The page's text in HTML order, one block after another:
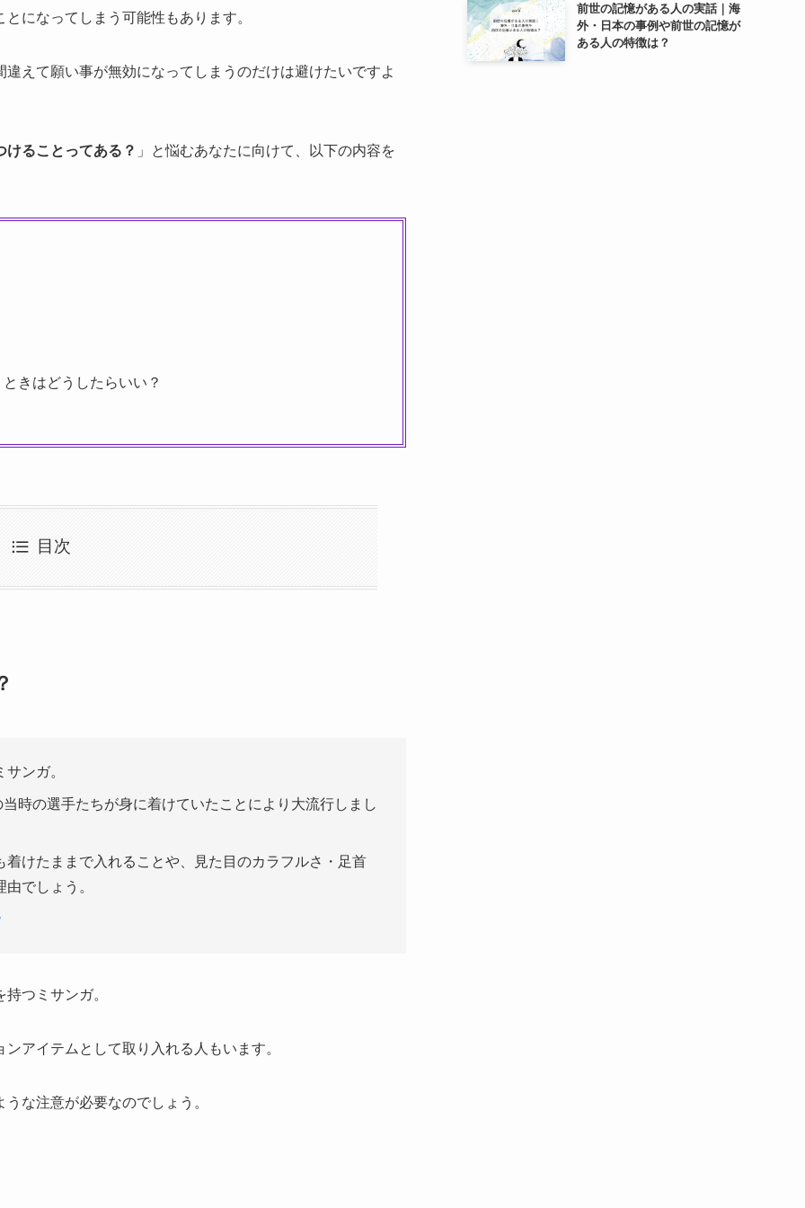
になってしまう可能性もあります。
えて願い事が無効になってしまうのだけは避けたいですよ
けることってある？ 」と悩むあなたに向けて、以下の内容を
きはどうしたらいい？
目次
ンガ。
時の選手たちが身に着けていたことにより大流行しまし
けたままで入れることや、見た目のカラフルさ・足首
でしょう。
つミサンガ。
アイテムとして取り入れる人もいます。
な注意が必要なのでしょう。
前世の記憶がある人の実話｜海
外・日本の事例や前世の記憶が
ある人の特徴は？